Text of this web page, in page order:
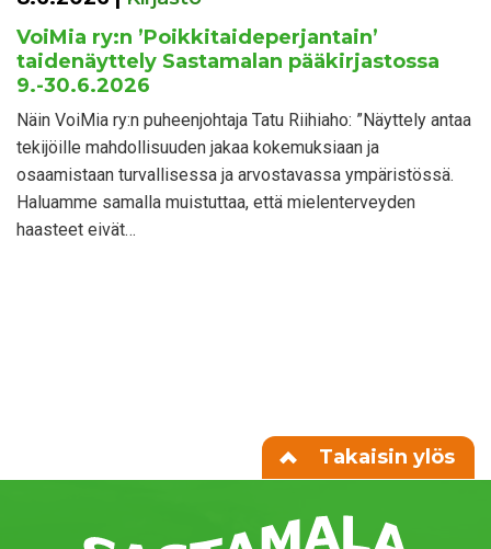
VoiMia ry:n ’Poikkitaideperjantain’
taidenäyttely Sastamalan pääkirjastossa
9.-30.6.2026
Näin VoiMia ry:n puheenjohtaja Tatu Riihiaho: ”Näyttely antaa
tekijöille mahdollisuuden jakaa kokemuksiaan ja
osaamistaan turvallisessa ja arvostavassa ympäristössä.
Haluamme samalla muistuttaa, että mielenterveyden
haasteet eivät…
Takaisin ylös